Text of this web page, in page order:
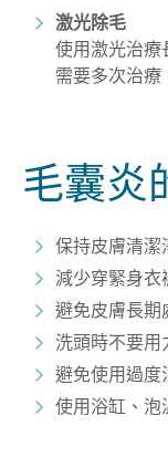
激光除毛
使用激光治療
需要多次治療
毛囊炎
保持皮膚清潔
減少穿緊身衣
避免皮膚長期
洗頭時不要用
避免使用過度
使用浴缸、泡